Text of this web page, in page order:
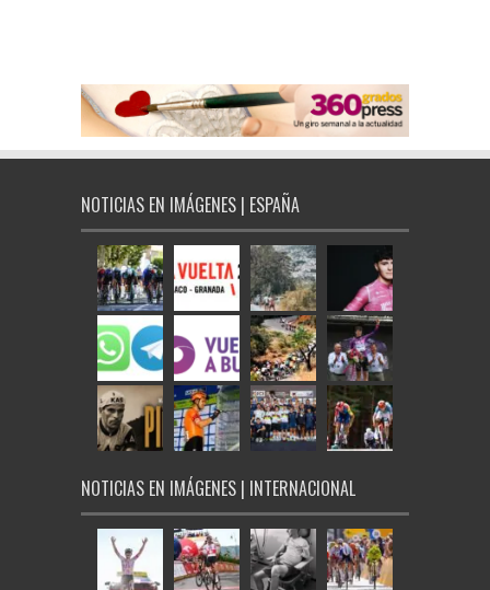
NOTICIAS EN IMÁGENES | ESPAÑA
NOTICIAS EN IMÁGENES | INTERNACIONAL